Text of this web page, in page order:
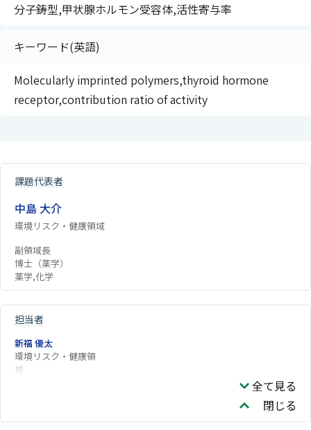
分子鋳型,甲状腺ホルモン受容体,活性寄与率
キーワード(英語)
Molecularly imprinted polymers,thyroid hormone
receptor,contribution ratio of activity
課題代表者
中島 大介
環境リスク・健康領域
副領域長
博士（薬学）
薬学,化学
担当者
新福 優太
環境リスク・健康領
域
全て見る
閉じる